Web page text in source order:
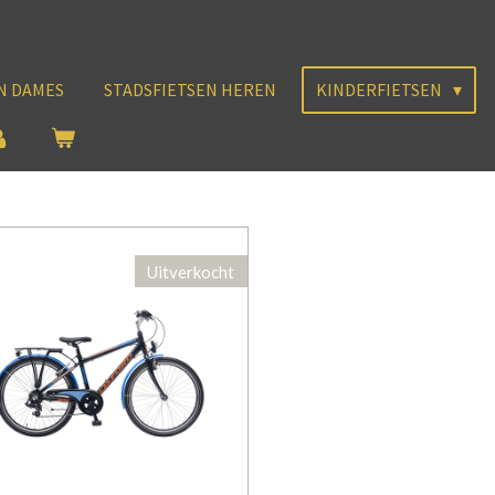
DAMES STADSFIETSEN HEREN KINDERFIETSEN
Uitverkocht